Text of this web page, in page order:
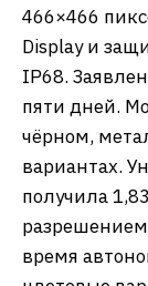
466×466
Display и
IP68.
пяти дней.
чёрном,
вариантах.
получила
время